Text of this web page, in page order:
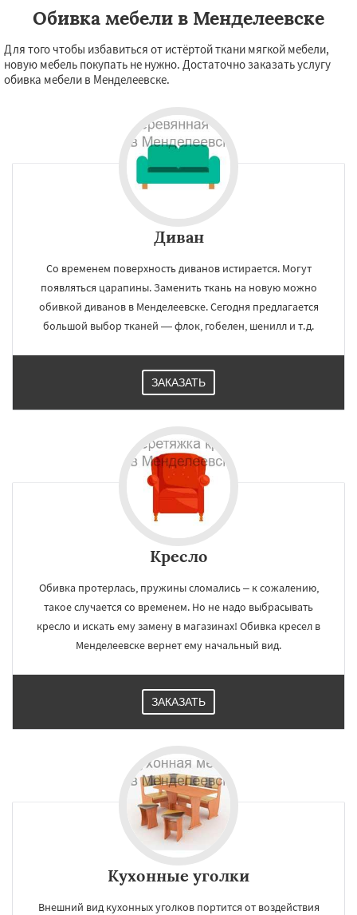
Обивка мебели в Менделеевске
Для того чтобы избавиться от истёртой ткани мягкой мебели,
новую мебель покупать не нужно. Достаточно заказать услугу
обивка мебели в Менделеевске.
Диван
Со временем поверхность диванов истирается. Могут
появляться царапины. Заменить ткань на новую можно
обивкой диванов в Менделеевске. Сегодня предлагается
большой выбор тканей — флок, гобелен, шенилл и т.д.
ЗАКАЗАТЬ
Кресло
Обивка протерлась, пружины сломались – к сожалению,
такое случается со временем. Но не надо выбрасывать
кресло и искать ему замену в магазинах! Обивка кресел в
Менделеевске вернет ему начальный вид.
ЗАКАЗАТЬ
Кухонные уголки
Внешний вид кухонных уголков портится от воздействия